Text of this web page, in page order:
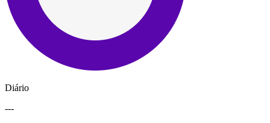
Diário
---